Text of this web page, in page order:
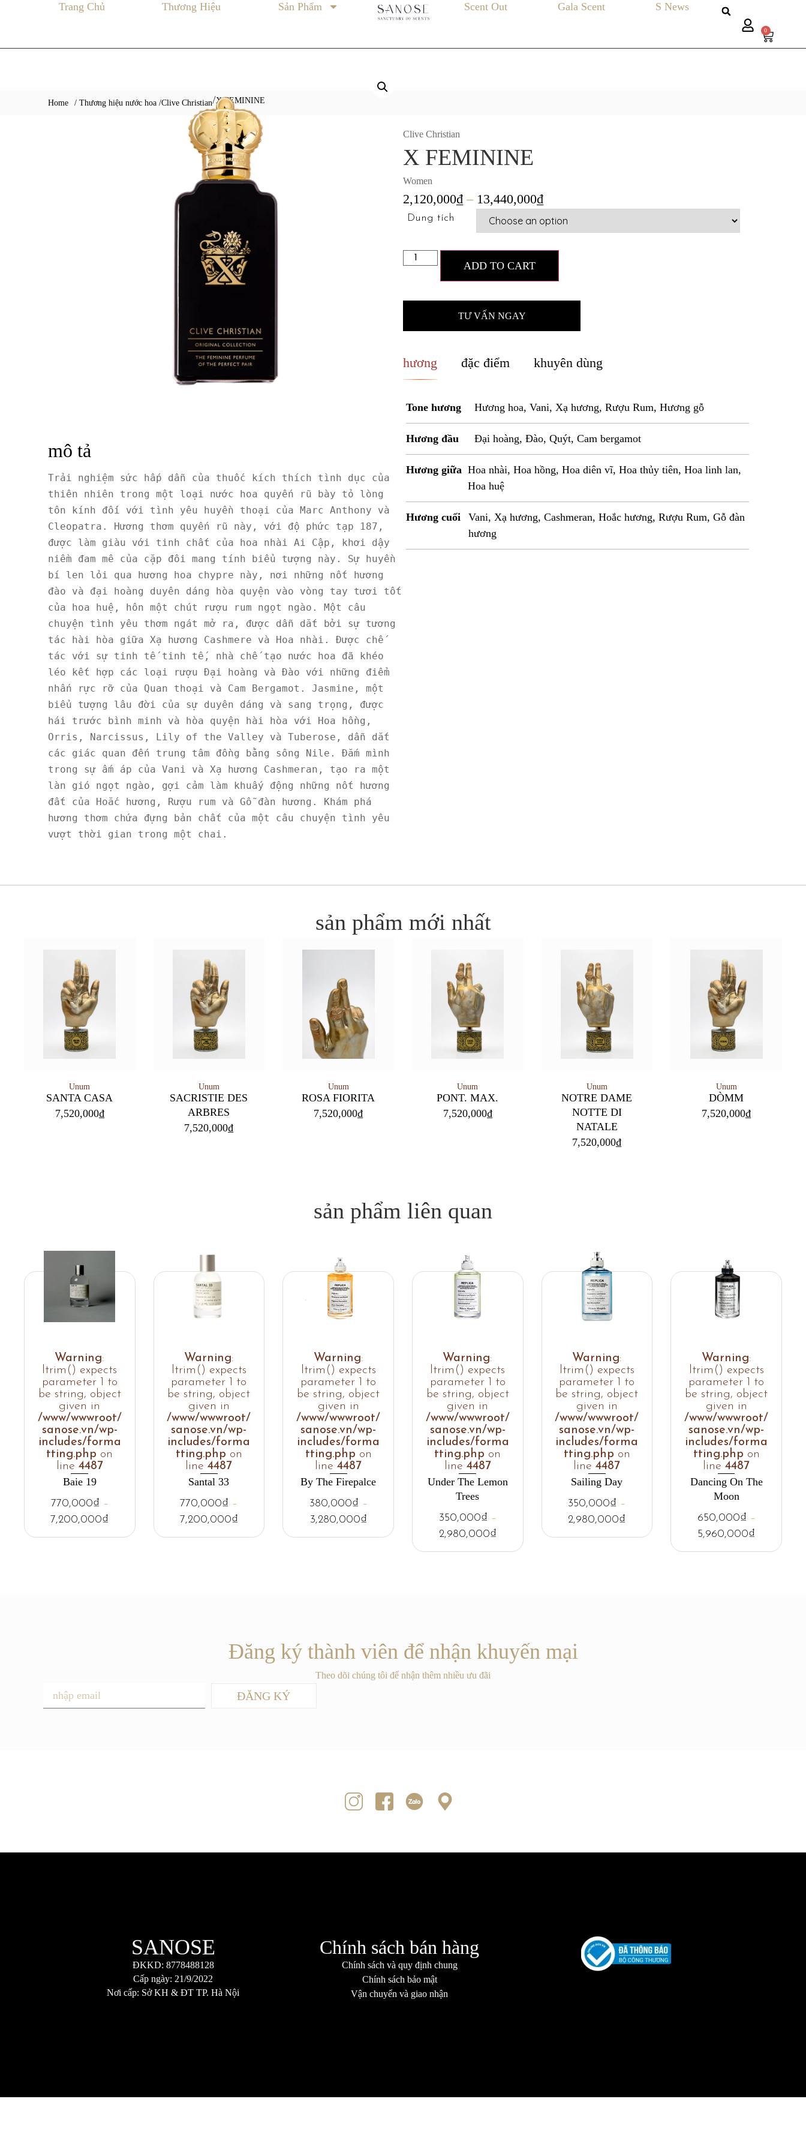
Trang Chủ Thương Hiệu Sản Phẩm Scent Out Gala Scent S News
0
Home / Thương hiệu nước hoa /Clive Christian/X FEMININE
mô tả
Trải nghiệm sức hấp dẫn của thuốc kích thích tình dục của
thiên nhiên trong một loại nước hoa quyến rũ bày tỏ lòng
tôn kính đối với tình yêu huyền thoại của Marc Anthony và
Cleopatra. Hương thơm quyến rũ này, với độ phức tạp 187,
được làm giàu với tinh chất của hoa nhài Ai Cập, khơi dậy
niềm đam mê của cặp đôi mang tính biểu tượng này. Sự huyền
bí len lỏi qua hương hoa chypre này, nơi những nốt hương
đào và đại hoàng duyên dáng hòa quyện vào vòng tay tươi tốt
của hoa huệ, hôn một chút rượu rum ngọt ngào. Một câu
chuyện tình yêu thơm ngát mở ra, được dẫn dắt bởi sự tương
tác hài hòa giữa Xạ hương Cashmere và Hoa nhài. Được chế
tác với sự tinh tế tinh tế, nhà chế tạo nước hoa đã khéo
léo kết hợp các loại rượu Đại hoàng và Đào với những điểm
nhấn rực rỡ của Quan thoại và Cam Bergamot. Jasmine, một
biểu tượng lâu đời của sự duyên dáng và sang trọng, được
hái trước bình minh và hòa quyện hài hòa với Hoa hồng,
Orris, Narcissus, Lily of the Valley và Tuberose, dẫn dắt
các giác quan đến trung tâm đồng bằng sông Nile. Đắm mình
trong sự ấm áp của Vani và Xạ hương Cashmeran, tạo ra một
làn gió ngọt ngào, gợi cảm làm khuấy động những nốt hương
đất của Hoắc hương, Rượu rum và Gỗ đàn hương. Khám phá
hương thơm chứa đựng bản chất của một câu chuyện tình yêu
vượt thời gian trong một chai.
Clive Christian
X FEMININE
Women
2,120,000₫ – 13,440,000₫
Dung tích
ADD TO CART
TƯ VẤN NGAY
hương đặc điểm khuyên dùng
Tone hương Hương hoa, Vani, Xạ hương, Rượu Rum, Hương gỗ
Hương đầu Đại hoàng, Đào, Quýt, Cam bergamot
Hương giữa Hoa nhài, Hoa hồng, Hoa diên vĩ, Hoa thủy tiên, Hoa linh lan,
Hoa huệ
Hương cuối
Vani, Xạ hương, Cashmeran, Hoắc hương, Rượu Rum, Gỗ đàn
hương
sản phẩm mới nhất
Unum
SANTA CASA
7,520,000₫
Unum
SACRISTIE DES
ARBRES
7,520,000₫
Unum
ROSA FIORITA
7,520,000₫
Unum
PONT. MAX.
7,520,000₫
Unum
NOTRE DAME
NOTTE DI
NATALE
7,520,000₫
Unum
DÒMM
7,520,000₫
sản phẩm liên quan
Warning:
ltrim() expects
parameter 1 to
be string, object
given in
/www/wwwroot/
sanose.vn/wp-
includes/forma
tting.php on
line 4487
Baie 19
770,000₫ –
7,200,000₫
Warning:
ltrim() expects
parameter 1 to
be string, object
given in
/www/wwwroot/
sanose.vn/wp-
includes/forma
tting.php on
line4487
Santal 33
770,000₫ –
7,200,000₫
Warning:
ltrim() expects
parameter 1 to
be string, object
given in
/www/wwwroot/
sanose.vn/wp-
includes/forma
tting.php on
line4487
By The Firepalce
380,000₫ –
3,280,000₫
Warning:
ltrim() expects
parameter 1 to
be string, object
given in
/www/wwwroot/
sanose.vn/wp-
includes/forma
tting.php on
line 4487
Under The Lemon
Trees
350,000₫ –
2,980,000₫
Warning:
ltrim() expects
parameter 1 to
be string, object
given in
/www/wwwroot/
sanose.vn/wp-
includes/forma
tting.php on
line4487
Sailing Day
350,000₫ –
2,980,000₫
Warning:
ltrim() expects
parameter 1 to
be string, object
given in
/www/wwwroot/
sanose.vn/wp-
includes/forma
tting.php on
line4487
Dancing On The
Moon
650,000₫ –
5,960,000₫
Đăng ký thành viên để nhận khuyến mại
Theo dõi chúng tôi để nhận thêm nhiều ưu đãi
ĐĂNG KÝ
SANOSE
ĐKKD: 8778488128
Cấp ngày: 21/9/2022
Nơi cấp: Sở KH & ĐT TP. Hà Nội
Chính sách bán hàng
Chính sách và quy định chung
Chính sách bảo mật
Vận chuyển và giao nhận